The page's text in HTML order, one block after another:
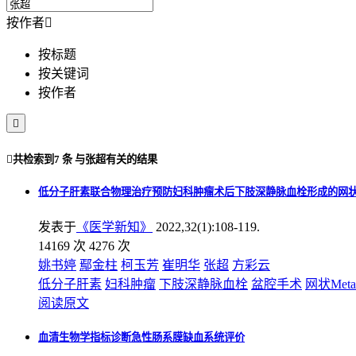
按作者
按标题
按关键词
按作者

共检索到 7 条与张超有关的结果
低分子肝素联合物理治疗预防妇科肿瘤术后下肢深静脉血栓形成的网
发表于 《医学新知》
2022,32(1):108-119.
14169 次 4276 次
姚书婷 鄢金柱 柯玉芳 崔明华 张超 方彩云
低分子肝素 妇科肿瘤 下肢深静脉血栓 盆腔手术 网状
阅读原文
血清生物学指标诊断急性肠系膜缺血系统评价